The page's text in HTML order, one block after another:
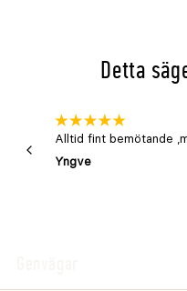
Detta
Alltid fint bemötande
Yngve